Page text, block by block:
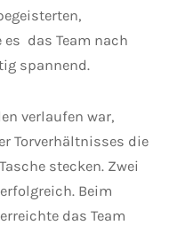
das Team nach
spannend.
verlaufen war,
Torverhältnisses die
stecken. Zwei
Beim
das Team